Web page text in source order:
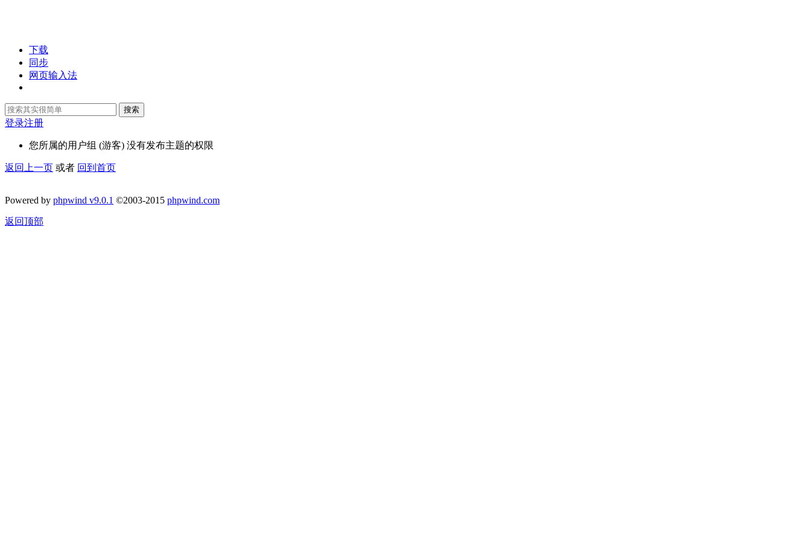
下载
同步
网页输入法
搜索
登录注册
您所属的用户组 (游客) 没有发布主题的权限
返回上一页 或者 回到首页
Powered by phpwind v9.0.1 ©2003-2015 phpwind.com
返回顶部